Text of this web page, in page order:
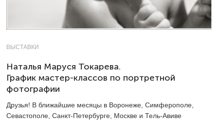
ВЫСТАВКИ
Наталья Маруся Токарева.
График мастер-классов по портретной
фотографии
Друзья! В ближайшие месяцы в Воронеже, Симферополе,
Севастополе, Санкт-Петербурге, Москве и Тель-Авиве